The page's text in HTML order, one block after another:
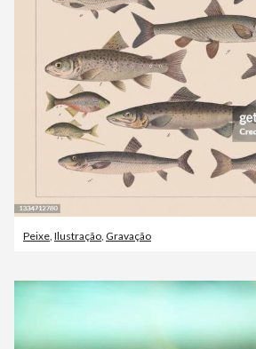
Peixe Ilustração Gravação